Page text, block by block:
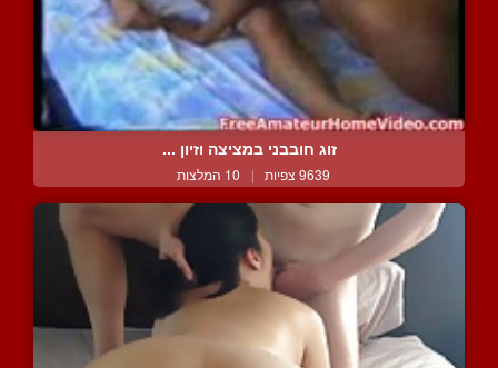
זוג חובבני במציצה וזיון ...
9639 צפיות | 10 המלצות